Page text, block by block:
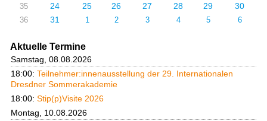
35 24 25 26 27 28 29 30
36 31 1 2 3 4 5 6
Aktuelle Termine
Samstag, 08.08.2026
18:00: Teilnehmer:innenausstellung der 29. Internationalen
Dresdner Sommerakademie
18:00: Stip(p)Visite 2026
Montag, 10.08.2026